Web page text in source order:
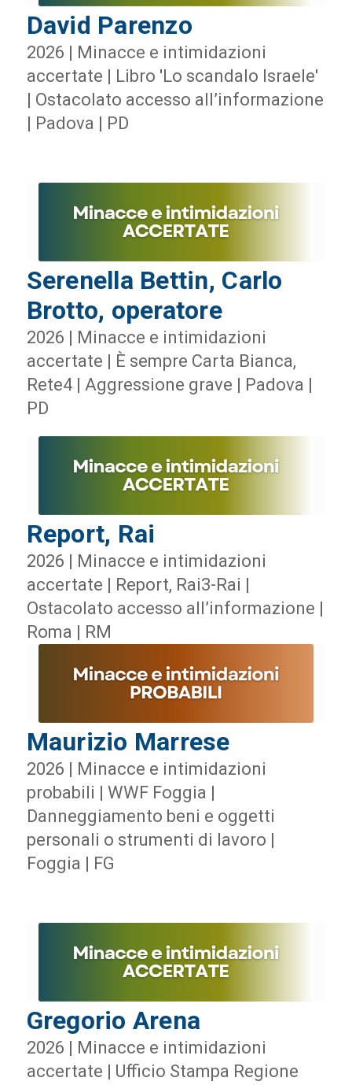
David Parenzo
2026 | Minacce e intimidazioni
accertate | Libro 'Lo scandalo Israele'
| Ostacolato accesso all’informazione
| Padova | PD
Serenella Bettin, Carlo
Brotto, operatore
2026 | Minacce e intimidazioni
accertate | È sempre Carta Bianca,
Rete4 | Aggressione grave | Padova |
PD
Report, Rai
2026 | Minacce e intimidazioni
accertate | Report, Rai3-Rai |
Ostacolato accesso all’informazione |
Roma | RM
Maurizio Marrese
2026 | Minacce e intimidazioni
probabili | WWF Foggia |
Danneggiamento beni e oggetti
personali o strumenti di lavoro |
Foggia | FG
Gregorio Arena
2026 | Minacce e intimidazioni
accertate | Ufficio Stampa Regione